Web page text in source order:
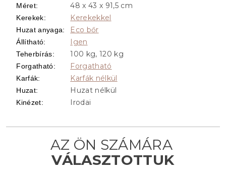
Méret: 48 x 43 x 91,5 cm
Kerekek: Kerekekkel
Huzat anyaga: Eco bőr
Állítható: Igen
Teherbírás: 100 kg, 120 kg
Forgatható: Forgatható
Karfák: Karfák nélkül
Huzat: Huzat nélkül
Kinézet: Irodai